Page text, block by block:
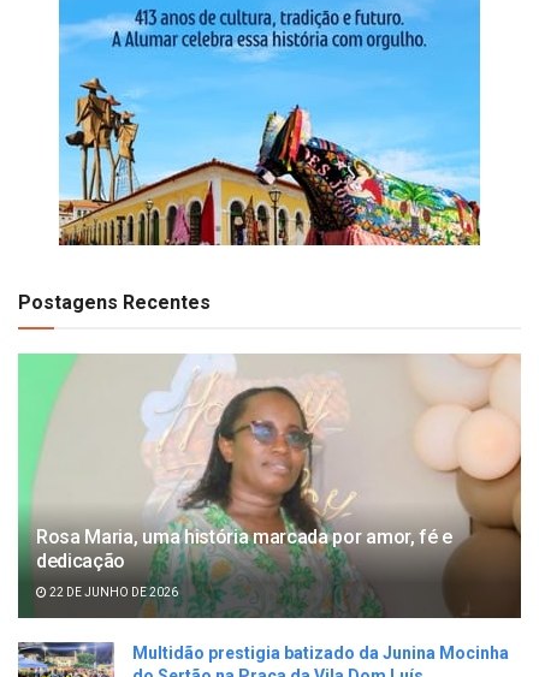
Postagens Recentes
Rosa Maria, uma história marcada por amor, fé e
dedicação
22 DE JUNHO DE 2026
Multidão prestigia batizado da Junina Mocinha